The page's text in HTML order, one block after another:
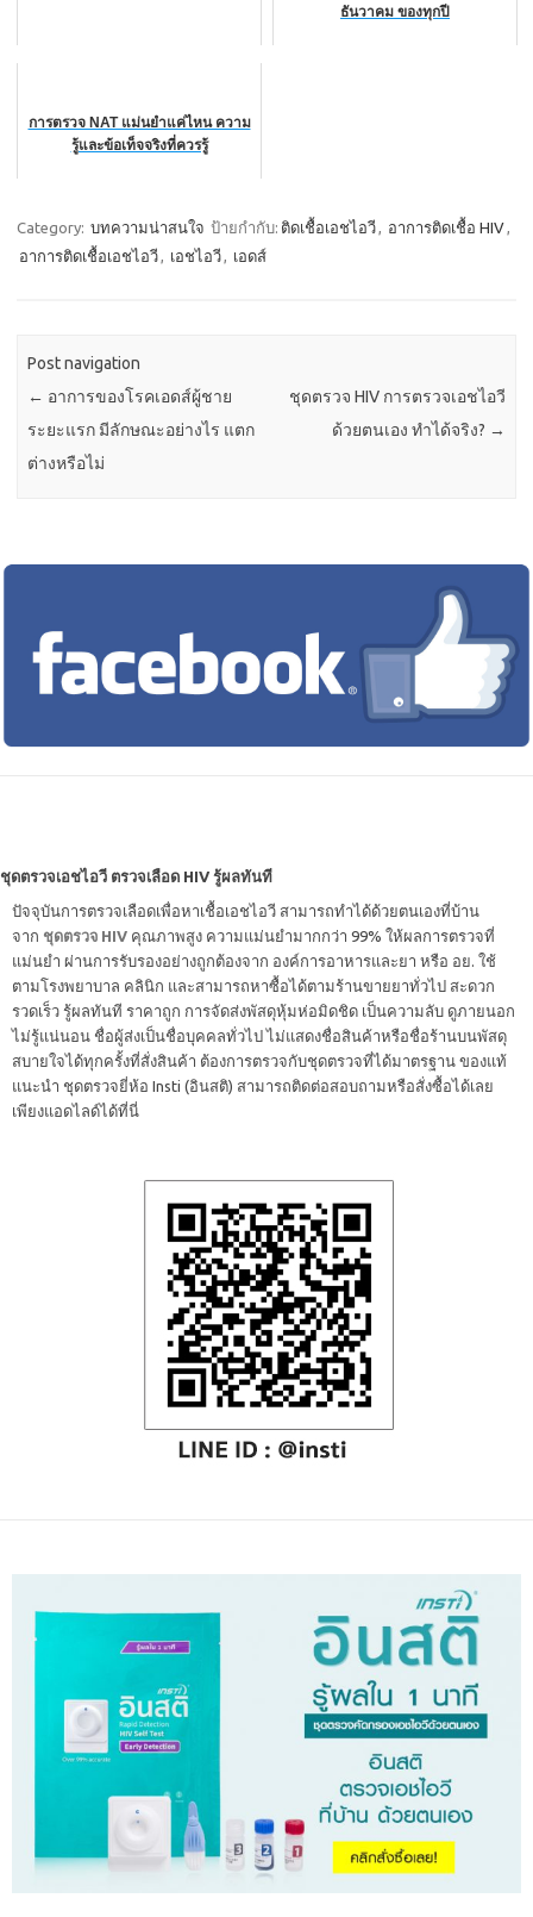
ธันวาคม ของทุกปี
การตรวจ NAT แม่นยำแค่ไหน ความ
รู้และข้อเท็จจริงที่ควรรู้
Category: บทความน่าสนใจ ป้ายกำกับ: ติดเชื้อเอชไอวี, อาการติดเชื้อ HIV,
อาการติดเชื้อเอชไอวี, เอชไอวี, เอดส์
Post navigation
← อาการของโรคเอดส์ผู้ชาย
ระยะแรก มีลักษณะอย่างไร แตก
ต่างหรือไม่
ชุดตรวจ HIV การตรวจเอชไอวี
ด้วยตนเอง ทำได้จริง? →
ชุดตรวจเอชไอวี ตรวจเลือด HIV รู้ผลทันที
ปัจจุบันการตรวจเลือดเพื่อหาเชื้อเอชไอวี สามารถทำได้ด้วยตนเองที่บ้าน
จาก ชุดตรวจ HIV คุณภาพสูง ความแม่นยำมากกว่า 99% ให้ผลการตรวจที่
แม่นยำ ผ่านการรับรองอย่างถูกต้องจาก องค์การอาหารและยา หรือ อย. ใช้
ตามโรงพยาบาล คลินิก และสามารถหาซื้อได้ตามร้านขายยาทั่วไป สะดวก
รวดเร็ว รู้ผลทันที ราคาถูก การจัดส่งพัสดุหุ้มห่อมิดชิด เป็นความลับ ดูภายนอก
ไม่รู้แน่นอน ชื่อผู้ส่งเป็นชื่อบุคคลทั่วไป ไม่แสดงชื่อสินค้าหรือชื่อร้านบนพัสดุ
สบายใจได้ทุกครั้งที่สั่งสินค้า ต้องการตรวจกับชุดตรวจที่ได้มาตรฐาน ของแท้
แนะนำ ชุดตรวจยี่ห้อ Insti (อินสติ) สามารถติดต่อสอบถามหรือสั่งซื้อได้เลย
เพียงแอดไลด์ได้ที่นี่